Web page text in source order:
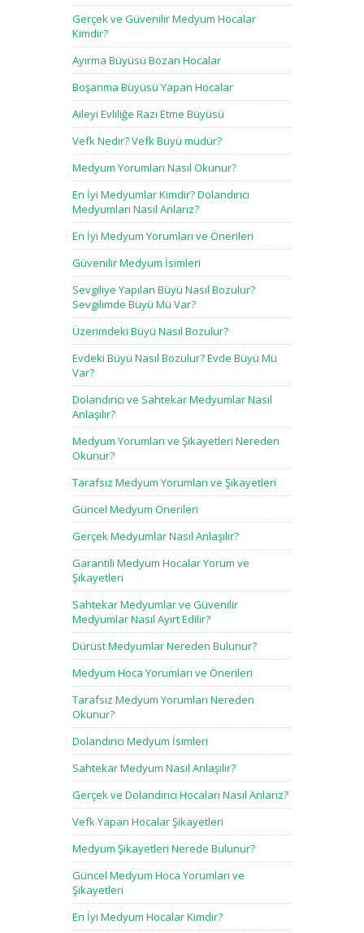
Gerçek ve Güvenilir Medyum Hocalar
Kimdir?
Ayırma Büyüsü Bozan Hocalar
Boşanma Büyüsü Yapan Hocalar
Aileyi Evliliğe Razı Etme Büyüsü
Vefk Nedir? Vefk Büyü müdür?
Medyum Yorumları Nasıl Okunur?
En İyi Medyumlar Kimdir? Dolandırıcı
Medyumları Nasıl Anlarız?
En İyi Medyum Yorumları ve Önerileri
Güvenilir Medyum İsimleri
Sevgiliye Yapılan Büyü Nasıl Bozulur?
Sevgilimde Büyü Mü Var?
Üzerimdeki Büyü Nasıl Bozulur?
Evdeki Büyü Nasıl Bozulur? Evde Büyü Mü
Var?
Dolandırıcı ve Sahtekar Medyumlar Nasıl
Anlaşılır?
Medyum Yorumları ve Şikayetleri Nereden
Okunur?
Tarafsız Medyum Yorumları ve Şikayetleri
Güncel Medyum Önerileri
Gerçek Medyumlar Nasıl Anlaşılır?
Garantili Medyum Hocalar Yorum ve
Şikayetleri
Sahtekar Medyumlar ve Güvenilir
Medyumlar Nasıl Ayırt Edilir?
Dürüst Medyumlar Nereden Bulunur?
Medyum Hoca Yorumları ve Önerileri
Tarafsız Medyum Yorumları Nereden
Okunur?
Dolandırıcı Medyum İsimleri
Sahtekar Medyum Nasıl Anlaşılır?
Gerçek ve Dolandırıcı Hocaları Nasıl Anlarız?
Vefk Yapan Hocalar Şikayetleri
Medyum Şikayetleri Nerede Bulunur?
Güncel Medyum Hoca Yorumları ve
Şikayetleri
En İyi Medyum Hocalar Kimdir?